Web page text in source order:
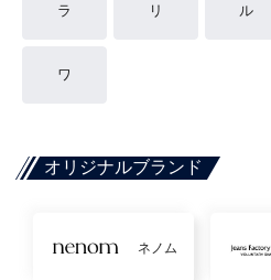
ラ リ ル
ワ
オリジナルブランド
ネノム